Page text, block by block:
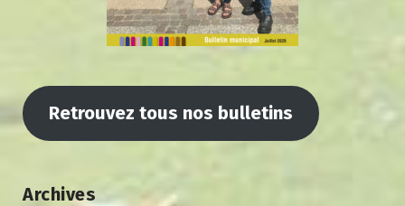
Retrouvez tous nos bulletins
Archives